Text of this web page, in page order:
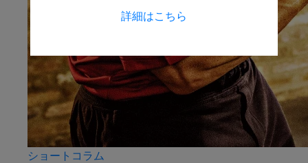
詳細はこちら
ショートコラム